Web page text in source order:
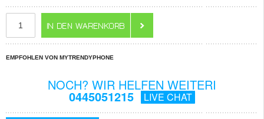
EMPFOHLEN VON MYTRENDYPHONE
NOCH? WIR HELFEN WEITERI
0445051215 LIVE CHAT